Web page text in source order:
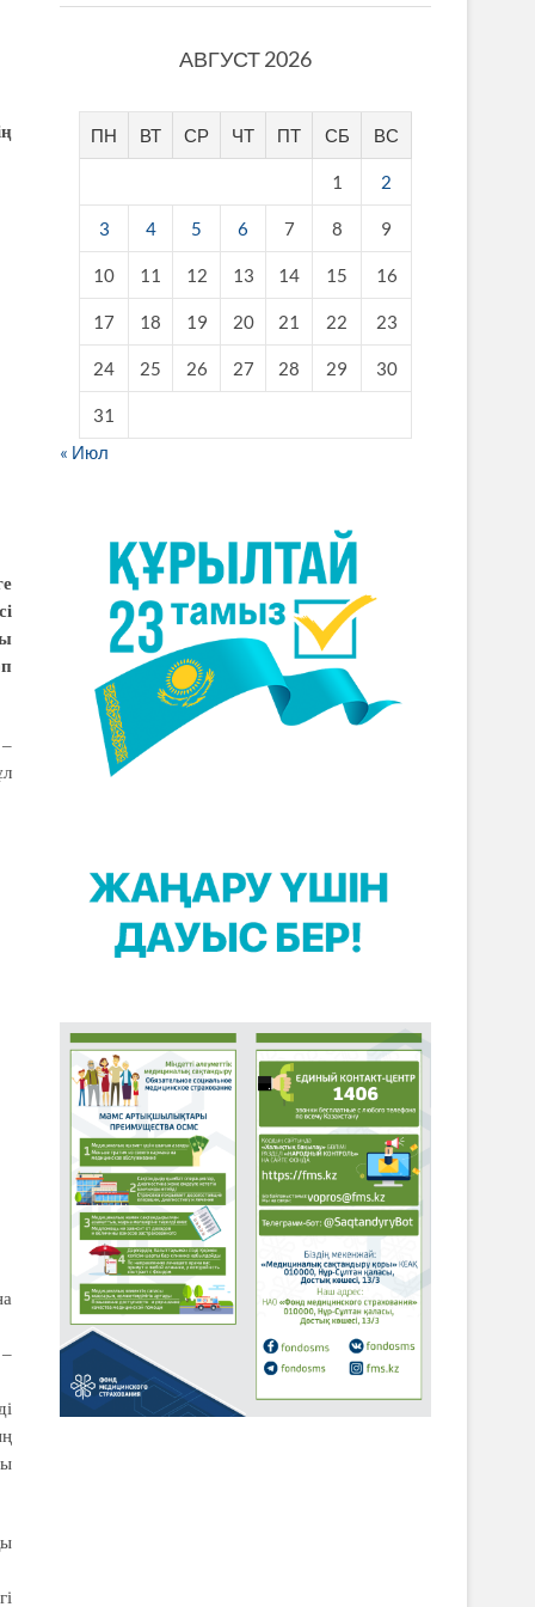
АВГУСТ 2026
ПН ВТ СР ЧТ ПТ СБ ВС
1 2
3 4 5 6 7 8 9
10 11 12 13 14 15 16
17 18 19 20 21 22 23
24 25 26 27 28 29 30
31
« Июл